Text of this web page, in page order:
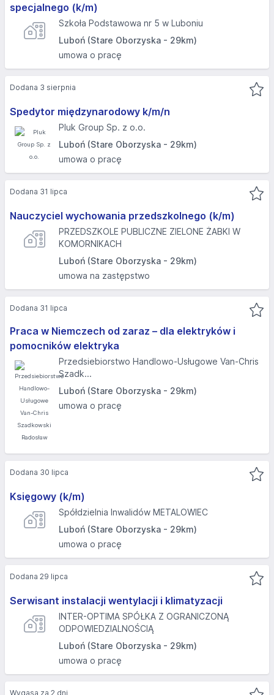
specjalnego (k/m)
Szkoła Podstawowa nr 5 w Luboniu
Luboń (Stare Oborzyska - 29km)
umowa o pracę
Spedytor międzynarodowy k/m/n
Pluk Group Sp. z o.o.
Luboń (Stare Oborzyska - 29km)
umowa o pracę
Dodana 3 sierpnia
Nauczyciel wychowania przedszkolnego (k/m)
PRZEDSZKOLE PUBLICZNE ZIELONE ŻABKI W
KOMORNIKACH
Luboń (Stare Oborzyska - 29km)
umowa na zastępstwo
Dodana 31 lipca
Praca w Niemczech od zaraz – dla elektryków i
pomocników elektryka
Przedsiebiorstwo Handlowo-Usługowe Van-Chris
Szadk...
Luboń (Stare Oborzyska - 29km)
umowa o pracę
Dodana 31 lipca
Księgowy (k/m)
Spółdzielnia Inwalidów METALOWIEC
Luboń (Stare Oborzyska - 29km)
umowa o pracę
Dodana 30 lipca
Serwisant instalacji wentylacji i klimatyzacji
INTER-OPTIMA SPÓŁKA Z OGRANICZONĄ
ODPOWIEDZIALNOŚCIĄ
Luboń (Stare Oborzyska - 29km)
umowa o pracę
Dodana 29 lipca
Wygasa za 2 dni